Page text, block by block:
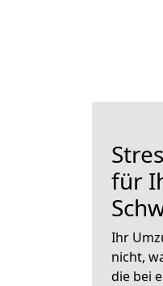
für
Ihr
nicht,
die bei